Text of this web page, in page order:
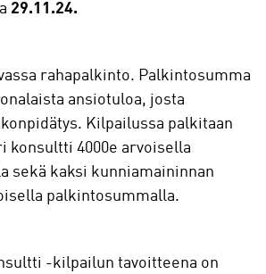
29.11.24.
rahapalkinto. Palkintosumma
ansiotuloa, josta
Kilpailussa palkitaan
konsultti 4000e arvoisella
sekä kaksi kunniamaininnan
palkintosummalla.
-kilpailun tavoitteena on